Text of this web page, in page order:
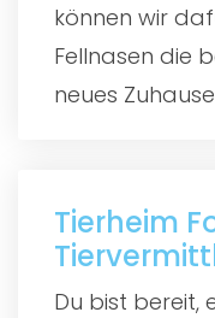
können wir
Fellnasen die
neues
Tierheim
Du bist bereit,